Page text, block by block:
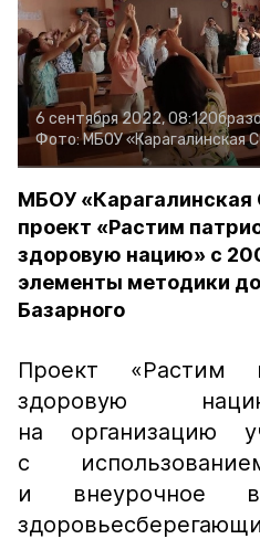
6 сентября 2022, 08:12
Фото:МБОУ «Карагалинская
МБОУ
проект «Растим
здоровую нацию» с
элементы методики
Базарного
Проект «Растим
здоровую
на организацию
с
и внеурочное